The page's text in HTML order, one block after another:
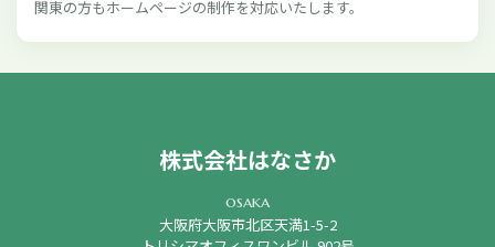
関東の方もホームページの制作を対応いたします。
株式会社はなさか
osaka
大阪府大阪市北区天満1-5-2